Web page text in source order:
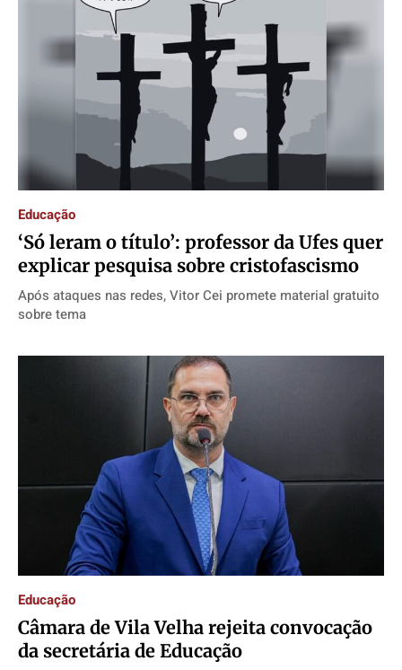
Educação
‘Só leram o título’: professor da Ufes quer
explicar pesquisa sobre cristofascismo
Após ataques nas redes, Vitor Cei promete material gratuito
sobre tema
Educação
Câmara de Vila Velha rejeita convocação
da secretária de Educação